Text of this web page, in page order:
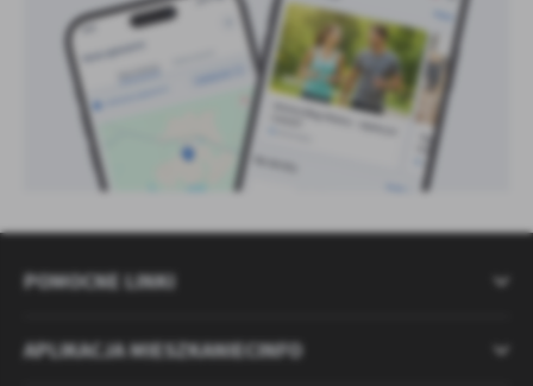
POMOCNE LINKI
APLIKACJA MIESZKANIECINFO